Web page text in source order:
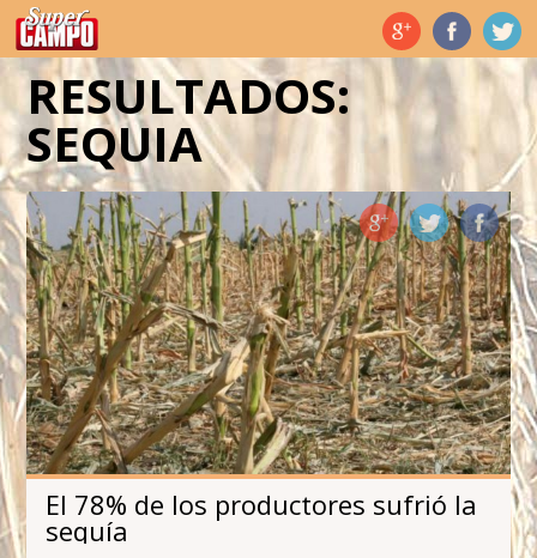
Temas de hoy
RESULTADOS:
SEQUIA
El 78% de los productores sufrió la
sequía